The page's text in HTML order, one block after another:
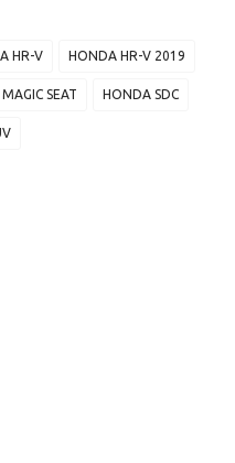
HR-V HONDA HR-V 2019
SEAT HONDA SDC